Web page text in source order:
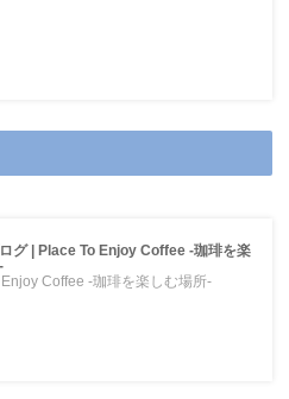
グ | Place To Enjoy Coffee -珈琲を楽
Enjoy Coffee -珈琲を楽しむ場所-